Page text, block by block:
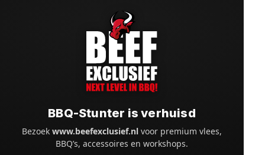
BBQ-Stunter is verhuisd
Bezoekwww.beefexclusief.nl voor premium vlees,
BBQ’s, accessoires en workshops.